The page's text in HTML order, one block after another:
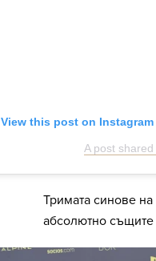
View this post on Instagram
A post
Тримата синове
абсолютно